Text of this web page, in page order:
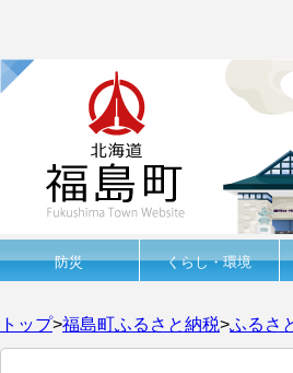
防災 くらし・環境
トップ>福島町ふるさと納税>ふるさ